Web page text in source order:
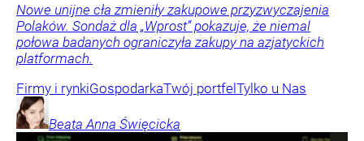
Nowe unijne cła zmieniły zakupowe przyzwyczajenia
Polaków. Sondaż dla „Wprost” pokazuje, że niemal
połowa badanych ograniczyła zakupy na azjatyckich
platformach.
Firmy i rynkiGospodarkaTwój portfelTylko u Nas
Beata Anna Święcicka